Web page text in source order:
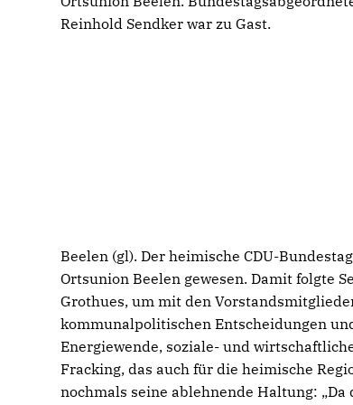
Reinhold Sendker war zu Gast.
Beelen (gl). Der heimische CDU-
Ortsunion Beelen gewesen. Damit folgte
Grothues, um mit den
kommunalpolitischen Entscheidungen
Energiewende, soziale- und
Fracking, das auch für die heimische
nochmals seine ablehnende Haltung: